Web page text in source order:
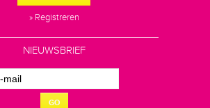
» Registreren
NIEUWSBRIEF
GO